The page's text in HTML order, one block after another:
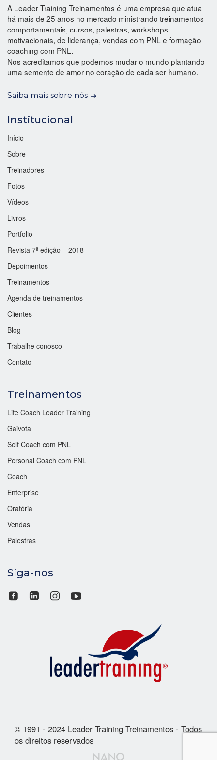
A Leader Training Treinamentos é uma empresa que atua
há mais de 25 anos no mercado ministrando treinamentos
comportamentais, cursos, palestras, workshops
motivacionais, de liderança, vendas com PNL e formação
coaching com PNL.
Nós acreditamos que podemos mudar o mundo plantando
uma semente de amor no coração de cada ser humano.
Saiba mais sobre nós
Institucional
Início
Sobre
Treinadores
Fotos
Vídeos
Livros
Portfolio
Revista 7ª edição – 2018
Depoimentos
Treinamentos
Agenda de treinamentos
Clientes
Blog
Trabalhe conosco
Contato
Treinamentos
Life Coach Leader Training
Gaivota
Self Coach com PNL
Personal Coach com PNL
Coach
Enterprise
Oratória
Vendas
Palestras
Siga-nos
© 1991 - 2024 Leader Training Treinamentos - Todos
os direitos reservados